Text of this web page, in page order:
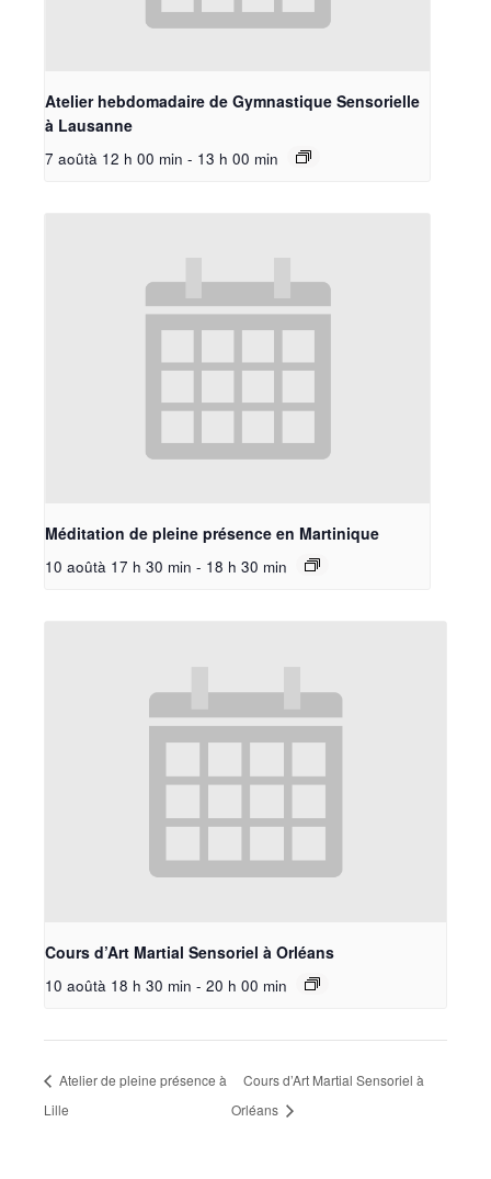
Atelier hebdomadaire de Gymnastique Sensorielle
à Lausanne
7 aoûtà 12 h 00 min - 13 h 00 min
Méditation de pleine présence en Martinique
10 aoûtà 17 h 30 min - 18 h 30 min
Cours d’Art Martial Sensoriel à Orléans
10 aoûtà 18 h 30 min - 20 h 00 min
Atelier de pleine présence à
Lille
Cours d’Art Martial Sensoriel à
Orléans